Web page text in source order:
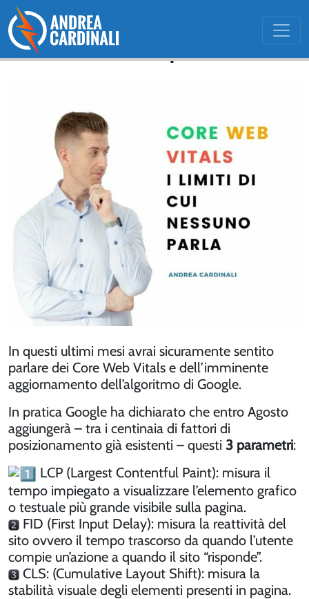
Core web vitals: i limiti di cui
nessuno parla
In questi ultimi mesi avrai sicuramente sentito
parlare dei Core Web Vitals e dell’imminente
aggiornamento dell’algoritmo di Google.
In pratica Google ha dichiarato che entro Agosto
aggiungerà – tra i centinaia di fattori di
posizionamento già esistenti – questi 3 parametri:
LCP (Largest Contentful Paint): misura il
tempo impiegato a visualizzare l’elemento grafico
o testuale più grande visibile sulla pagina.
FID (First Input Delay): misura la reattività del
sito ovvero il tempo trascorso da quando l’utente
compie un’azione a quando il sito “risponde”.
CLS: (Cumulative Layout Shift): misura la
stabilità visuale degli elementi presenti in pagina.